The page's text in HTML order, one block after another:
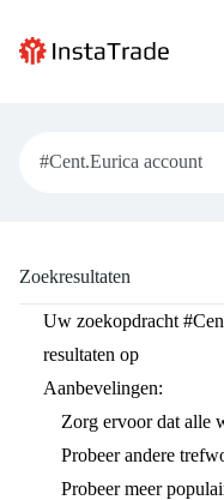
Zoekresultaten
Uw zoekopdracht
resultaten op
Aanbevelingen:
Zorg ervoor dat alle
Probeer andere
Probeer meer